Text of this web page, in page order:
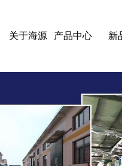
关于海源 产品中心 新